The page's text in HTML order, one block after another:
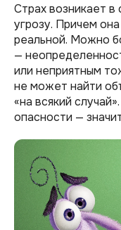
Страх возникает в
угрозу. Причем
реальной. Можно
—
или неприятным
не может найти
«на всякий
опасности —